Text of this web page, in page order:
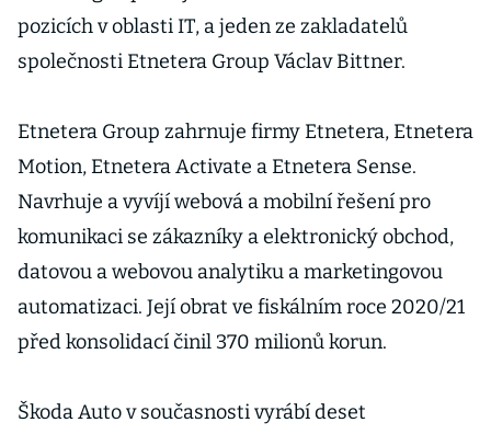
pozicích v oblasti IT, a jeden ze zakladatelů
společnosti Etnetera Group Václav Bittner.
Etnetera Group zahrnuje firmy Etnetera, Etnetera
Motion, Etnetera Activate a Etnetera Sense.
Navrhuje a vyvíjí webová a mobilní řešení pro
komunikaci se zákazníky a elektronický obchod,
datovou a webovou analytiku a marketingovou
automatizaci. Její obrat ve fiskálním roce 2020/21
před konsolidací činil 370 milionů korun.
Škoda Auto v současnosti vyrábí deset